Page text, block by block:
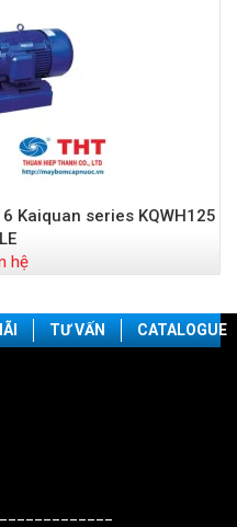
Kaiquan series KQWH125
hệ
TƯ VẤN CATALOGUE